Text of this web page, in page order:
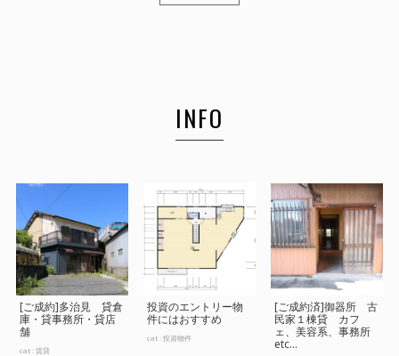
INFO
[ご成約]多治見 貸倉
庫・貸事務所・貸店
舗
cat :賃貸
投資のエントリー物
件にはおすすめ
cat :投資物件
[ご成約済]御器所 古
民家１棟貸 カフ
ェ、美容系、事務所
etc...